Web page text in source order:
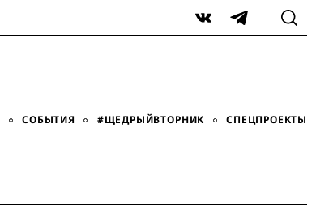
VK Telegram
СОБЫТИЯ #ЩЕДРЫЙВТОРНИК СПЕЦПРОЕКТЫ